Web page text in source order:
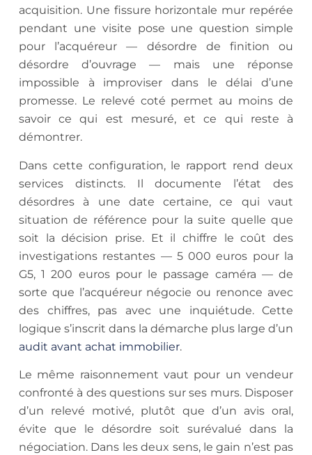
acquisition. Une fissure horizontale mur repérée
pendant une visite pose une question simple
pour l’acquéreur — désordre de finition ou
désordre d’ouvrage — mais une réponse
impossible à improviser dans le délai d’une
promesse. Le relevé coté permet au moins de
savoir ce qui est mesuré, et ce qui reste à
démontrer.
Dans cette configuration, le rapport rend deux
services distincts. Il documente l’état des
désordres à une date certaine, ce qui vaut
situation de référence pour la suite quelle que
soit la décision prise. Et il chiffre le coût des
investigations restantes — 5 000 euros pour la
G5, 1 200 euros pour le passage caméra — de
sorte que l’acquéreur négocie ou renonce avec
des chiffres, pas avec une inquiétude. Cette
logique s’inscrit dans la démarche plus large d’un
audit avant achat immobilier.
Le même raisonnement vaut pour un vendeur
confronté à des questions sur ses murs. Disposer
d’un relevé motivé, plutôt que d’un avis oral,
évite que le désordre soit surévalué dans la
négociation. Dans les deux sens, le gain n’est pas